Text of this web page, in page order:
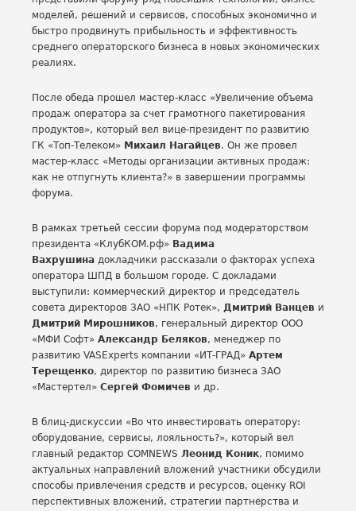
моделей, решений и сервисов, способных экономично и
быстро продвинуть прибыльность и эффективность
среднего операторского бизнеса в новых экономических
реалиях.
После обеда прошел мастер-класс «Увеличение объема
продаж оператора за счет грамотного пакетирования
продуктов», который вел вице-президент по развитию
ГК «Топ-Телеком» Михаил Нагайцев. Он же провел
мастер-класс «Методы организации активных продаж:
как не отпугнуть клиента?» в завершении программы
форума.
В рамках третьей сессии форума под модераторством
президента «КлубКОМ.рф» Вадима
Вахрушина докладчики рассказали о факторах успеха
оператора ШПД в большом городе. С докладами
выступили: коммерческий директор и председатель
совета директоров ЗАО «НПК Ротек», Дмитрий Ванцев и
Дмитрий Мирошников, генеральный директор ООО
«МФИ Софт» Александр Беляков, менеджер по
развитию VASExperts компании «ИТ-ГРАД» Артем
Терещенко, директор по развитию бизнеса ЗАО
«Мастертел» Сергей Фомичев и др.
В блиц-дискуссии «Во что инвестировать оператору:
оборудование, сервисы, лояльность?», который вел
главный редактор COMNEWS Леонид Коник, помимо
актуальных направлений вложений участники обсудили
способы привлечения средств и ресурсов, оценку ROI
перспективных вложений, стратегии партнерства и